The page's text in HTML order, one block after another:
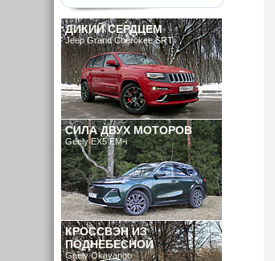
ДИКИЙ СЕРДЦЕМ
Jeep Grand Cherokee SRT
СИЛА ДВУХ МОТОРОВ
Geely EX5 EM-i
КРОССВЭН ИЗ
ПОДНЕБЕСНОЙ
Geely Okavango